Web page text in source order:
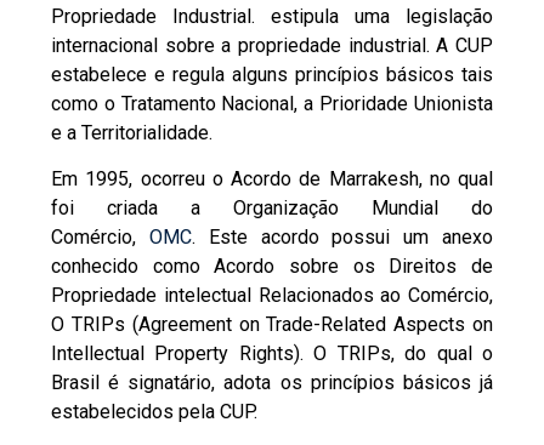
Propriedade Industrial. estipula uma legislação
internacional sobre a propriedade industrial. A CUP
estabelece e regula alguns princípios básicos tais
como o Tratamento Nacional, a Prioridade Unionista
e a Territorialidade.
Em 1995, ocorreu o Acordo de Marrakesh, no qual
foi criada a Organização Mundial do
Comércio, OMC. Este acordo possui um anexo
conhecido como Acordo sobre os Direitos de
Propriedade intelectual Relacionados ao Comércio,
O TRIPs (Agreement on Trade-Related Aspects on
Intellectual Property Rights). O TRIPs, do qual o
Brasil é signatário, adota os princípios básicos já
estabelecidos pela CUP.